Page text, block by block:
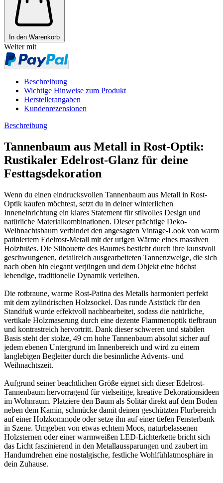
In den Warenkorb
Weiter mit
Beschreibung
Wichtige Hinweise zum Produkt
Herstellerangaben
Kundenrezensionen
Beschreibung
Tannenbaum aus Metall in Rost-Optik:
Rustikaler Edelrost-Glanz für deine
Festtagsdekoration
Wenn du einen eindrucksvollen Tannenbaum aus Metall in Rost-
Optik kaufen möchtest, setzt du in deiner winterlichen
Inneneinrichtung ein klares Statement für stilvolles Design und
natürliche Materialkombinationen. Dieser prächtige Deko-
Weihnachtsbaum verbindet den angesagten Vintage-Look von warm
patiniertem Edelrost-Metall mit der urigen Wärme eines massiven
Holzfußes. Die Silhouette des Baumes besticht durch ihre kunstvoll
geschwungenen, detailreich ausgearbeiteten Tannenzweige, die sich
nach oben hin elegant verjüngen und dem Objekt eine höchst
lebendige, traditionelle Dynamik verleihen.
Die rotbraune, warme Rost-Patina des Metalls harmoniert perfekt
mit dem zylindrischen Holzsockel. Das runde Aststück für den
Standfuß wurde effektvoll nachbearbeitet, sodass die natürliche,
vertikale Holzmaserung durch eine dezente Flammenoptik tiefbraun
und kontrastreich hervortritt. Dank dieser schweren und stabilen
Basis steht der stolze, 49 cm hohe Tannenbaum absolut sicher auf
jedem ebenen Untergrund im Innenbereich und wird zu einem
langlebigen Begleiter durch die besinnliche Advents- und
Weihnachtszeit.
Aufgrund seiner beachtlichen Größe eignet sich dieser Edelrost-
Tannenbaum hervorragend für vielseitige, kreative Dekorationsideen
im Wohnraum. Platziere den Baum als Solitär direkt auf dem Boden
neben dem Kamin, schmücke damit deinen geschützten Flurbereich
auf einer Holzkommode oder setze ihn auf einer tiefen Fensterbank
in Szene. Umgeben von etwas echtem Moos, naturbelassenen
Holzsternen oder einer warmweißen LED-Lichterkette bricht sich
das Licht faszinierend in den Metallaussparungen und zaubert im
Handumdrehen eine nostalgische, festliche Wohlfühlatmosphäre in
dein Zuhause.